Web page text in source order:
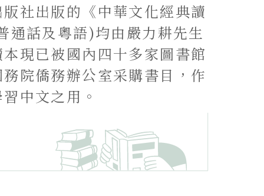
社出版的《中華文化經典讀
通話及粵語)均由嚴力耕先生
現已被國內四十多家圖書館
院僑務辦公室采購書目，作
中文之用。